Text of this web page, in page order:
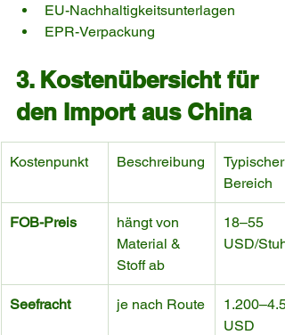
EU-Nachhaltigkeitsunterlagen
EPR-Verpackung
3. Kostenübersicht für
den Import aus China
Kostenpunkt Beschreibung
Typischer
Bereich
FOB-Preis
hängt von
Material &
Stoff ab
18–55
USD/Stuhl
Seefracht je nach Route
USD